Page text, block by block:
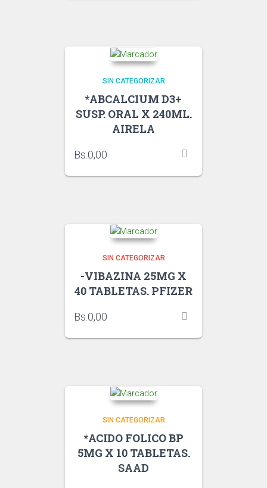
SIN CATEGORIZAR
*ABCALCIUM D3+
SUSP. ORAL X 240ML.
AIRELA
Bs. 0,00
SIN CATEGORIZAR
-VIBAZINA 25MG X
40 TABLETAS. PFIZER
Bs. 0,00
SIN CATEGORIZAR
*ACIDO FOLICO BP
5MG X 10 TABLETAS.
SAAD